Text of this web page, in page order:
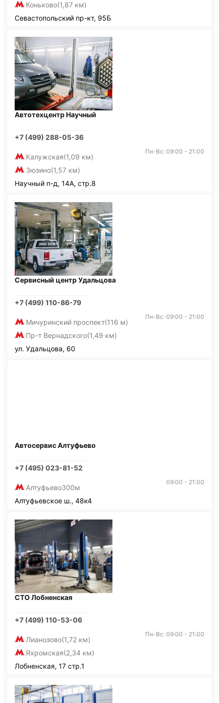
Коньково(1,87 км)
Севастопольский пр-кт, 95Б
Автотехцентр Научный
+7 (499) 288-05-36
Калужская(1,09 км)
Зюзино(1,57 км)
Пн-Вс: 09:00 - 21:00
Научный п-д, 14А, стр.8
Сервисный центр Удальцова
+7 (499) 110-86-79
Мичуринский проспект(116 м)
Пр-т Вернадского(1,49 км)
Пн-Вс: 09:00 - 21:00
ул. Удальцова, 60
Автосервис Алтуфьево
+7 (495) 023-81-52
Алтуфьево300м
09:00 - 21:00
Алтуфьевское ш., 48к4
СТО Лобненская
+7 (499) 110-53-06
Лианозово(1,72 км)
Яхромская(2,34 км)
Пн-Вс: 09:00 - 21:00
Лобненская, 17 стр.1